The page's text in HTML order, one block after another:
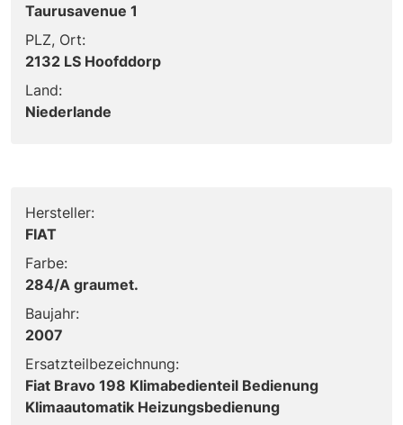
Taurusavenue 1
PLZ, Ort:
2132 LS Hoofddorp
Land:
Niederlande
Hersteller:
FIAT
Farbe:
284/A graumet.
Baujahr:
2007
Ersatzteilbezeichnung:
Fiat Bravo 198 Klimabedienteil Bedienung
Klimaautomatik Heizungsbedienung